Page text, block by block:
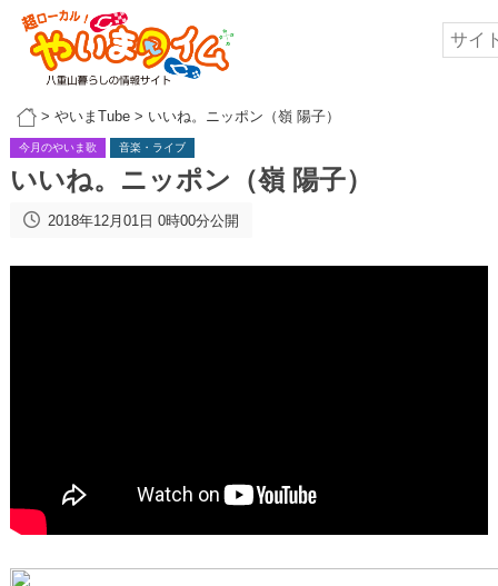
> やいまTube> いいね。ニッポン（嶺 陽子）
今月のやいま歌 音楽・ライブ
いいね。ニッポン（嶺 陽子）
2018年12月01日 0時00分公開